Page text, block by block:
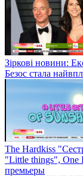
Зіркові новини:
Безос стала
The Hardkiss
"Little things", One
премьеры